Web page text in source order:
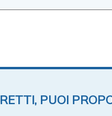
PUOI